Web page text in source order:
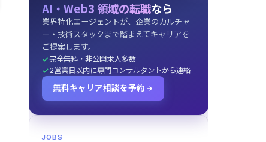
AI・Web3 領域の転職なら
業界特化エージェントが、企業のカルチャ
ー・技術スタックまで踏まえてキャリアを
ご提案します。
完全無料・非公開求人多数
2営業日以内に専門コンサルタントから連絡
無料キャリア相談を予約
JOBS